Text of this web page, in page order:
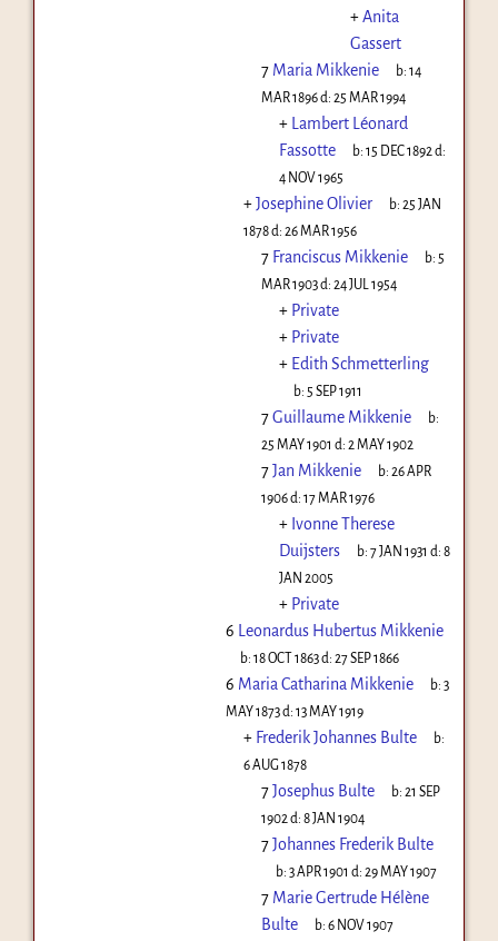
+Anita
Gassert
7 Maria Mikkenie b:14
MAR 1896d: 25 MAR 1994
+ Lambert Léonard
Fassotte
b:15 DEC 1892 d:
4 NOV 1965
+Josephine Olivier b:25 JAN
1878d: 26 MAR 1956
7 Franciscus Mikkenie b: 5
MAR 1903d: 24 JUL 1954
+ Private
+ Private
+ Edith Schmetterling
b: 5 SEP 1911
7Guillaume Mikkenie
b:
25 MAY 1901 d: 2 MAY 1902
7Jan Mikkenie b:26 APR
1906d: 17 MAR 1976
+ Ivonne Therese
Duijsters
b:7 JAN 1931 d:8
JAN 2005
+ Private
6 Leonardus Hubertus Mikkenie
b:18 OCT 1863d:27 SEP 1866
6 Maria Catharina Mikkenie b:3
MAY 1873d: 13 MAY 1919
+ Frederik Johannes Bulte
b:
6 AUG 1878
7Josephus Bulte b:21 SEP
1902 d: 8 JAN 1904
7Johannes Frederik Bulte
b:3 APR 1901 d:29 MAY 1907
7 Marie Gertrude Hélène
Bulte
b:6 NOV 1907